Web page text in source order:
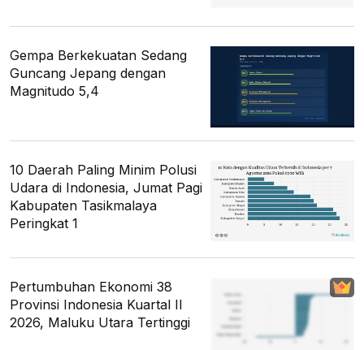
Gempa Berkekuatan Sedang
Guncang Jepang dengan
Magnitudo 5,4
10 Daerah Paling Minim Polusi
Udara di Indonesia, Jumat Pagi
Kabupaten Tasikmalaya
Peringkat 1
Pertumbuhan Ekonomi 38
Provinsi Indonesia Kuartal II
2026, Maluku Utara Tertinggi